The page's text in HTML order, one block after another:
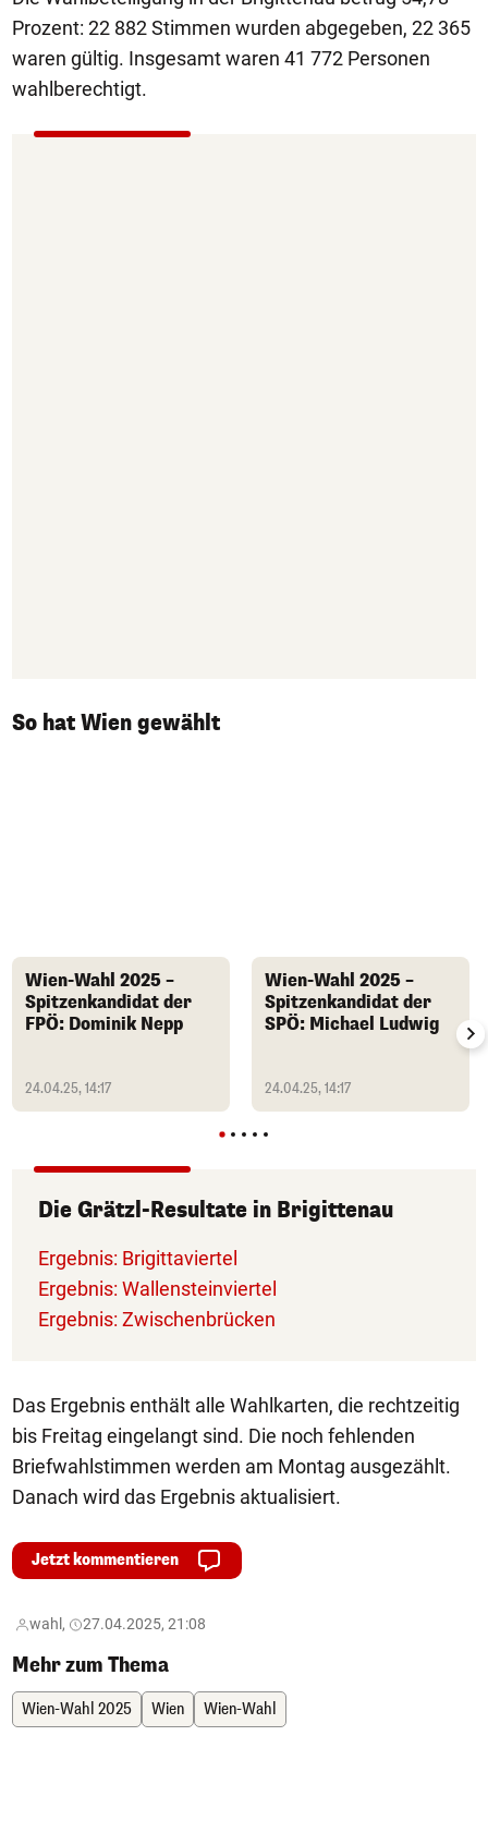
Prozent: 22 882 Stimmen wurden abgegeben, 22 365
waren gültig. Insgesamt waren 41 772 Personen
wahlberechtigt.
So hat Wien gewählt
Wien-Wahl 2025 –
Spitzenkandidat der
FPÖ: Dominik Nepp
24.04.25, 14:17
Wien-Wahl 2025 –
Spitzenkandidat der
SPÖ: Michael Ludwig
24.04.25, 14:17
Die Grätzl-Resultate in Brigittenau
Ergebnis: Brigittaviertel
Ergebnis: Wallensteinviertel
Ergebnis: Zwischenbrücken
Das Ergebnis enthält alle Wahlkarten, die rechtzeitig
bis Freitag eingelangt sind. Die noch fehlenden
Briefwahlstimmen werden am Montag ausgezählt.
Danach wird das Ergebnis aktualisiert.
Jetzt kommentieren
wahl, 27.04.2025, 21:08
Mehr zum Thema
Wien-Wahl 2025 Wien Wien-Wahl